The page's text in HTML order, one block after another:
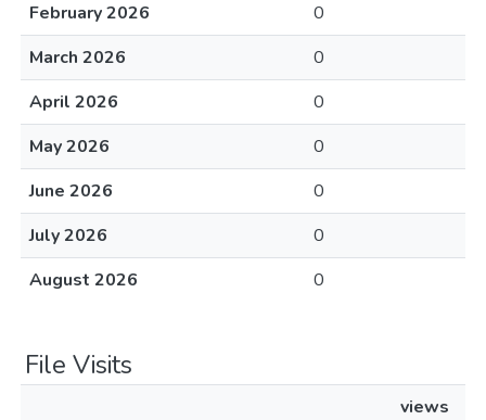
February 2026
0
March 2026
0
April 2026
0
May 2026
0
June 2026
0
July 2026
0
August 2026
0
File Visits
views